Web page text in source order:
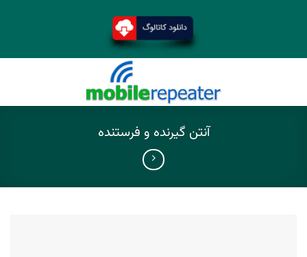
آنتن گیرنده و فرستنده